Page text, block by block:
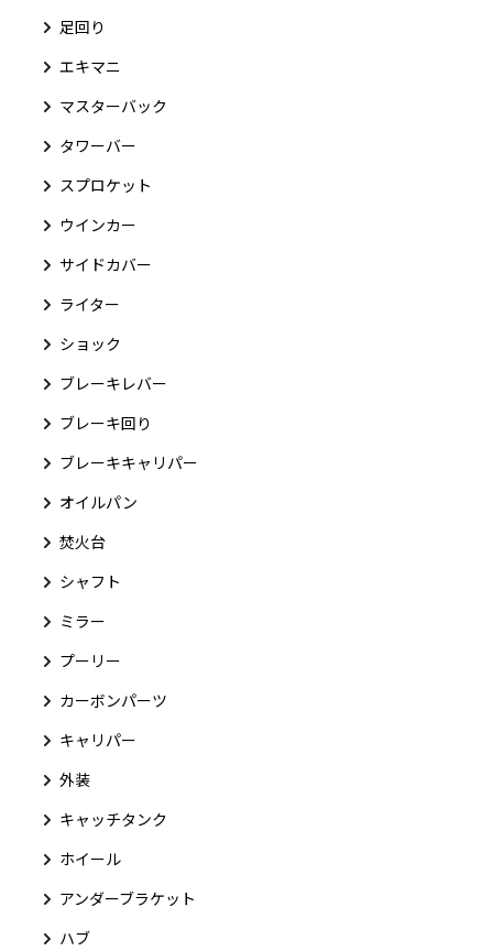
足回り
エキマニ
マスターバック
タワーバー
スプロケット
ウインカー
サイドカバー
ライター
ショック
ブレーキレバー
ブレーキ回り
ブレーキキャリパー
オイルパン
焚火台
シャフト
ミラー
プーリー
カーボンパーツ
キャリパー
外装
キャッチタンク
ホイール
アンダーブラケット
ハブ